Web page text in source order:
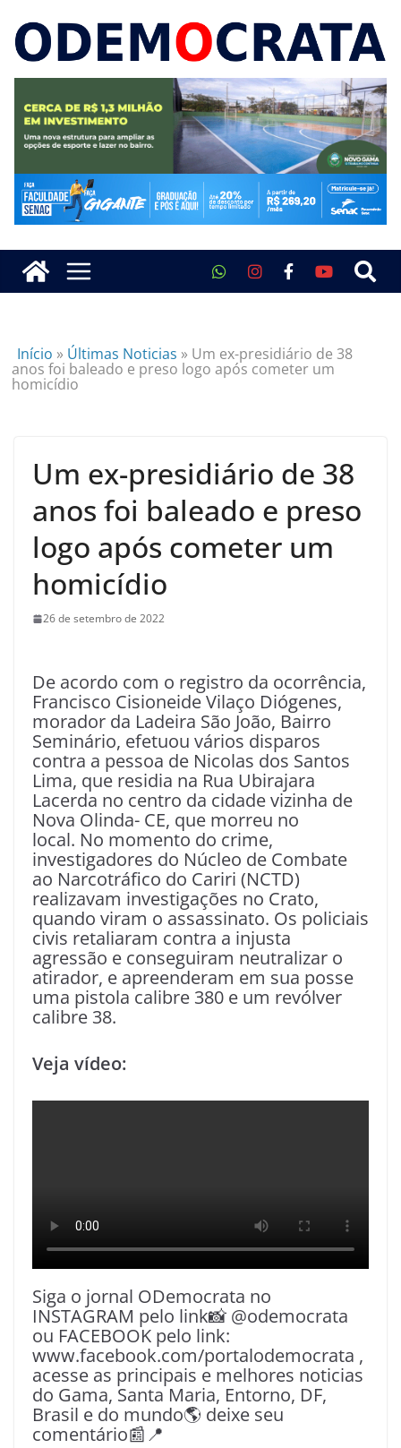
Início » Últimas Noticias » Um ex-presidiário de 38
anos foi baleado e preso logo após cometer um
homicídio
Um ex-presidiário de 38
anos foi baleado e preso
logo após cometer um
homicídio
26 de setembro de 2022
De acordo com o registro da ocorrência,
Francisco Cisioneide Vilaço Diógenes,
morador da Ladeira São João, Bairro
Seminário, efetuou vários disparos
contra a pessoa de Nicolas dos Santos
Lima, que residia na Rua Ubirajara
Lacerda no centro da cidade vizinha de
Nova Olinda- CE, que morreu no
local. No momento do crime,
investigadores do Núcleo de Combate
ao Narcotráfico do Cariri (NCTD)
realizavam investigações no Crato,
quando viram o assassinato. Os policiais
civis retaliaram contra a injusta
agressão e conseguiram neutralizar o
atirador, e apreenderam em sua posse
uma pistola calibre 380 e um revólver
calibre 38.
Veja vídeo:
Siga o jornal ODemocrata no
INSTAGRAM pelo link📸 @odemocrata
ou FACEBOOK pelo link:
www.facebook.com/portalodemocrata ,
acesse as principais e melhores noticias
do Gama, Santa Maria, Entorno, DF,
Brasil e do mundo🌎 deixe seu
comentário📰📍